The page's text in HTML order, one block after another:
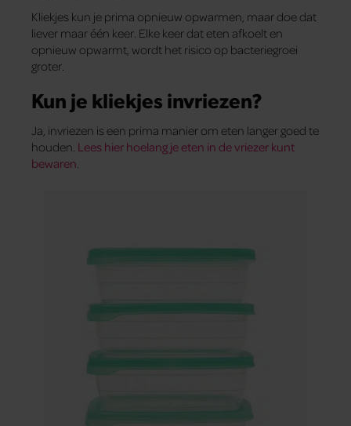
Kliekjes kun je prima opnieuw opwarmen, maar doe dat
liever maar één keer. Elke keer dat eten afkoelt en
opnieuw opwarmt, wordt het risico op bacteriegroei
groter.
Kun je kliekjes invriezen?
Ja, invriezen is een prima manier om eten langer goed te
houden. Lees hier hoelang je eten in de vriezer kunt
bewaren.